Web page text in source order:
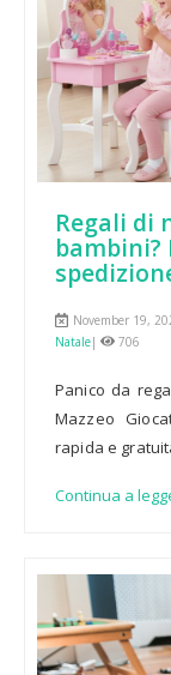
Regali di
bambini?
November 19,
Natale| 706
Panico da
Mazzeo
rapida e
Continua a